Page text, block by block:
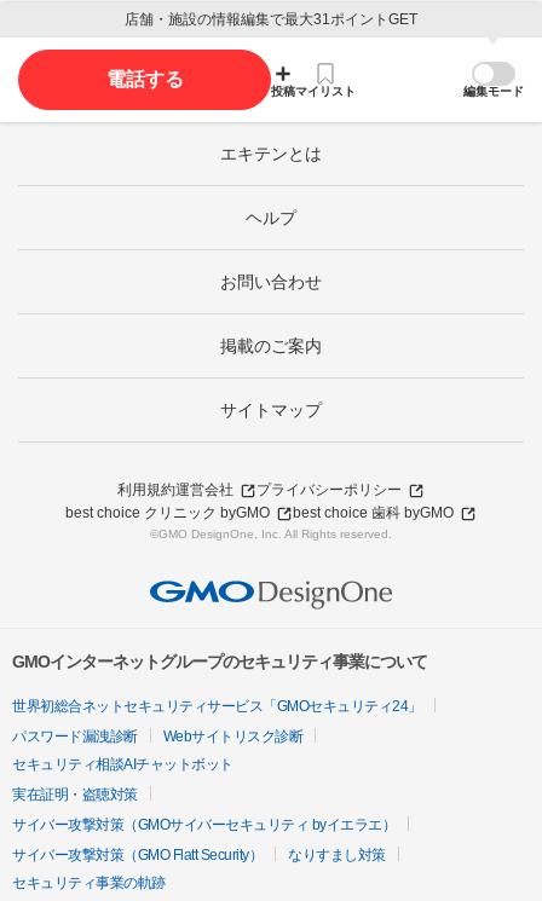
店舗・施設の情報編集で最大31ポイントGET
電話する
投稿マイリスト 編集モード
エキテンとは
ヘルプ
お問い合わせ
掲載のご案内
サイトマップ
利用規約運営会社
プライバシーポリシー
best choice クリニック byGMO
best choice 歯科 byGMO
©GMO DesignOne, Inc. All Rights reserved.
GMOインターネットグループのセキュリティ事業について
世界初総合ネットセキュリティサービス「GMOセキュリティ24」
パスワード漏洩診断
Webサイトリスク診断
セキュリティ相談AIチャットボット
実在証明・盗聴対策
サイバー攻撃対策（GMOサイバーセキュリティ byイエラエ）
サイバー攻撃対策（GMO Flatt Security）
なりすまし対策
セキュリティ事業の軌跡